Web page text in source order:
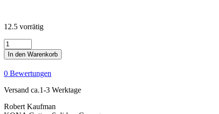
12.5 vorrätig
KONA
Cotton
Solids
-
Corsage
Menge
In den Warenkorb
0 Bewertungen
Versand ca.1-3 Werktage
Robert Kaufman